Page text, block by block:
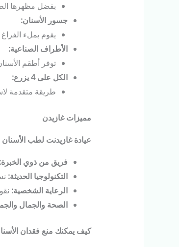
بفضل مظهرها
جسور الأسنان:
يقوم بملء
الأطراف الصناعية:
توفر أطقم
الكل على4 يزرع:
طريقة متقدمة
مميزات غازيدن
عيادة غازيدنت لطب الأسنان
فريق من ذوي الخبرة:
التكنولوجيا الحديثة:
الرعاية الشخصية:
الصحة والجمال
كيف يمكنك منع فقدان